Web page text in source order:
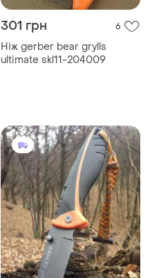
301 грн 6
Ніж gerber bear grylls
ultimate skl11-204009